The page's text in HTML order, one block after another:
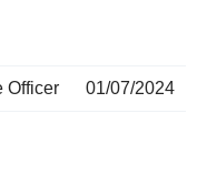
Officer 01/07/2024